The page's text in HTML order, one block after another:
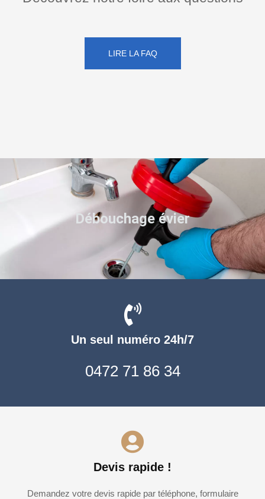
LIRE LA FAQ
Un seul numéro 24h/7
0472 71 86 34
Devis rapide !
Demandez votre devis rapide par téléphone, formulaire
Débouchage évier